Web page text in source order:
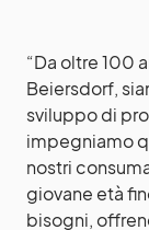
“Da oltre 100
Beiersdorf,
sviluppo di
impegniamo
nostri
giovane età
bisogni,